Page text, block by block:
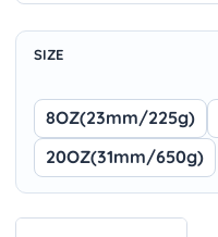
SIZE
8OZ(23mm/225g)
20OZ(31mm/650g)